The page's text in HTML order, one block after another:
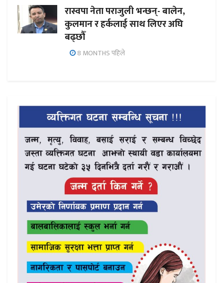
रास्वपा नेता पराजुली भन्छन्- बालेन,
कुलमान र हर्कलाई साथ लिएर अघि
बढ्छौँ
8 MONTHS पहिले